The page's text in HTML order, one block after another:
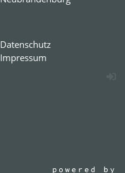
Datenschutz
Impressum